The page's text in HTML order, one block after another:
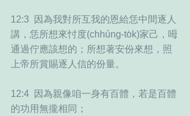
12:3  因為我對所互我的恩給恁中間逐人
講，恁所想來忖度(chhúng-to̍k)家己，呣
通過佇應該想的；所想著安份來想，照
上帝所賞賜逐人信的份量。
12:4  因為親像咱一身有百體，若是百體
的功用無攏相同；